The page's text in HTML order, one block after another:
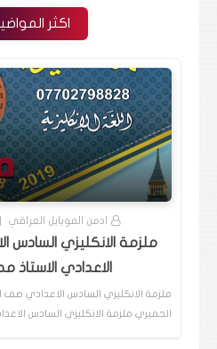
اكثر
ادمن الموبايل العراقي
ملزمة الانكليزي
الاعدادي الاستاذ
ملزمة الانكليزي السادس الاعدادي صف
الحميري ملزمة الانكليزي السادس